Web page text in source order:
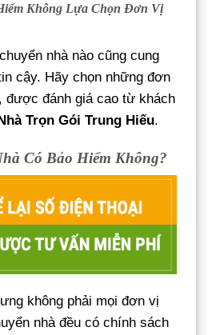
Không Lựa Chọn Đơn Vị
nhà nào cũng cung
cậy. Hãy chọn những đơn
được đánh giá cao từ khách
Trọn Gói Trung Hiếu.
Có Bảo Hiểm Không?
không phải mọi đơn vị
nhà đều có chính sách